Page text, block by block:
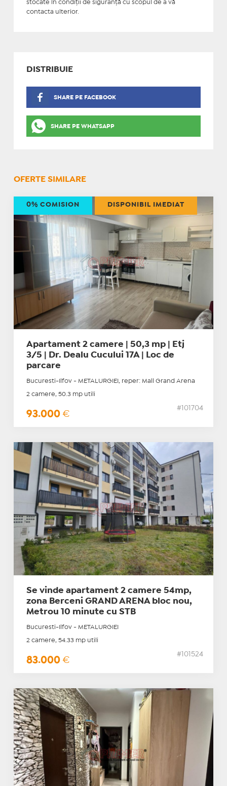
stocate în condiţii de siguranţă cu scopul de a vă
contacta ulterior.
DISTRIBUIE
SHARE PE FACEBOOK
SHARE PE WHATSAPP
OFERTE SIMILARE
Apartament 2 camere | 50,3 mp | Etj
3/5 | Dr. Dealu Cucului 17A | Loc de
parcare
Bucuresti-Ilfov - METALURGIEI, reper: Mall Grand Arena
2 camere, 50.3 mp utili
93.000 €
#101704
0% COMISION DISPONIBIL IMEDIAT
Se vinde apartament 2 camere 54mp,
zona Berceni GRAND ARENA bloc nou,
Metrou 10 minute cu STB
Bucuresti-Ilfov - METALURGIEI
2 camere, 54.33 mp utili
83.000 €
#101524